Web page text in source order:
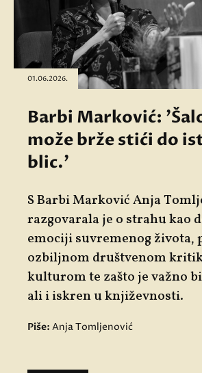
01.06.2026.
Barbi Marković:
može brže stići do
blic.'
S Barbi Marković Anja
razgovarala je o strahu kao
emociji suvremenog života,
ozbiljnom društvenom
kulturom te zašto je važno
ali i iskren u književnosti.
Piše: Anja Tomljenović